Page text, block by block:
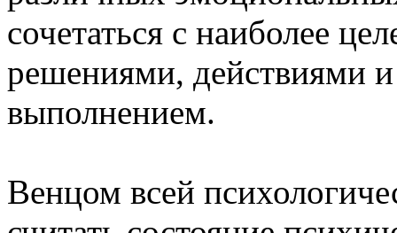
сочетаться с наиболее
решениями, действиями
выполнением.
Венцом всей